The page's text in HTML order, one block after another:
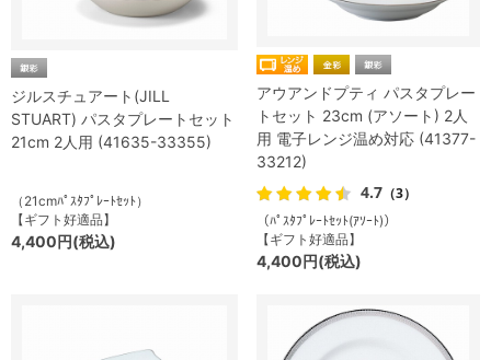
ジルスチュアート(JILL
STUART) パスタプレートセット
21cm 2人用 (41635-33355)
（21cmﾊﾟｽﾀﾌﾟﾚｰﾄｾｯﾄ）
【ギフト好適品】
4,400円(税込)
アウアンドプティ パスタプレー
トセット 23cm (アソート) 2人
用 電子レンジ温め対応 (41377-
33212)
4.7 （3）
（ﾊﾟｽﾀﾌﾟﾚｰﾄｾｯﾄ(ｱｿｰﾄ)）
【ギフト好適品】
4,400円(税込)